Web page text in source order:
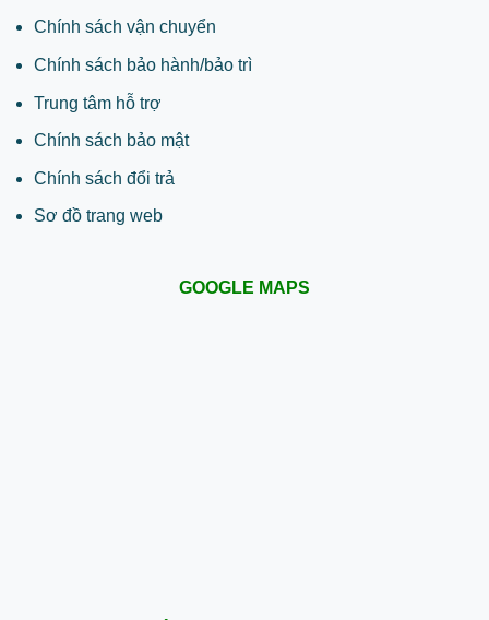
Chính sách vận chuyển
Chính sách bảo hành/bảo trì
Trung tâm hỗ trợ
Chính sách bảo mật
Chính sách đổi trả
Sơ đồ trang web
GOOGLE MAPS